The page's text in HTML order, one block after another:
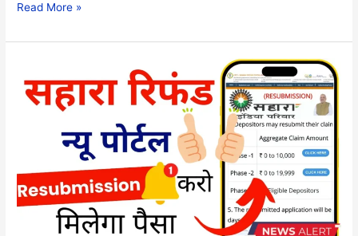
Read More »
Refund
Resubmission
के
पैसे
अभी